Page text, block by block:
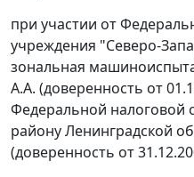
при участии от
учреждения "Северо-
зональная
А.А. (доверенность от
Федеральной налоговой
району Ленинградской
(доверенность от